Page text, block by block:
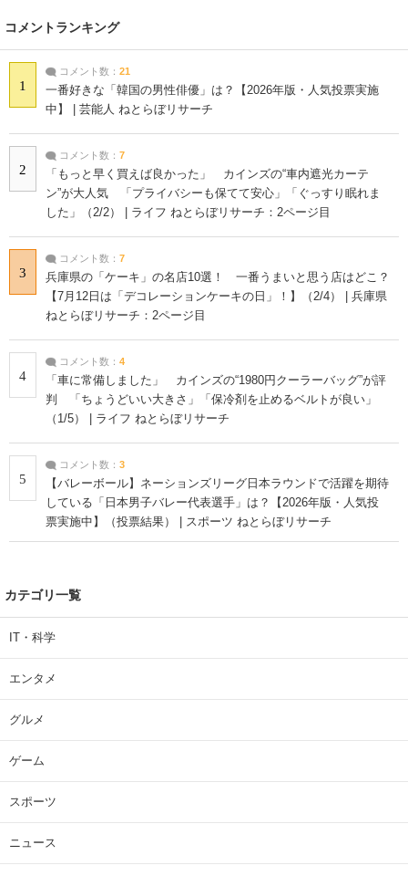
コメントランキング
1
コメント数： 21
一番好きな「韓国の男性俳優」は？【2026年版・人気投票実施
中】 | 芸能人 ねとらぼリサーチ
2
コメント数： 7
「もっと早く買えば良かった」 カインズの“車内遮光カーテ
ン”が大人気 「プライバシーも保てて安心」「ぐっすり眠れま
した」（2/2） | ライフ ねとらぼリサーチ：2ページ目
3
コメント数： 7
兵庫県の「ケーキ」の名店10選！ 一番うまいと思う店はどこ？
【7月12日は「デコレーションケーキの日」！】（2/4） | 兵庫県
ねとらぼリサーチ：2ページ目
4
コメント数： 4
「車に常備しました」 カインズの“1980円クーラーバッグ”が評
判 「ちょうどいい大きさ」「保冷剤を止めるベルトが良い」
（1/5） | ライフ ねとらぼリサーチ
5
コメント数： 3
【バレーボール】ネーションズリーグ日本ラウンドで活躍を期待
している「日本男子バレー代表選手」は？【2026年版・人気投
票実施中】（投票結果） | スポーツ ねとらぼリサーチ
カテゴリ一覧
IT・科学
エンタメ
グルメ
ゲーム
スポーツ
ニュース